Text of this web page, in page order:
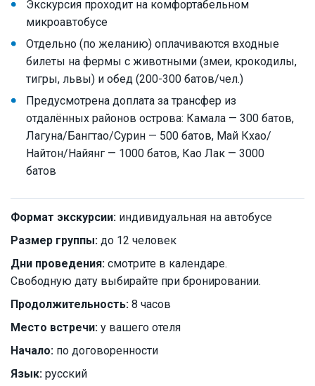
Экскурсия проходит на комфортабельном
микроавтобусе
Отдельно (по желанию) оплачиваются входные
билеты на фермы с животными (змеи, крокодилы,
тигры, львы) и обед (200-300 батов/чел.)
Предусмотрена доплата за трансфер из
отдалённых районов острова: Камала — 300 батов,
Лагуна/Бангтао/Сурин — 500 батов, Май Кхао/
Найтон/Найянг — 1000 батов, Као Лак — 3000
батов
Формат экскурсии: индивидуальная на автобусе
Размер группы: до 12 человек
Дни проведения: смотрите в календаре.
Свободную дату выбирайте при бронировании.
Продолжительность: 8 часов
Место встречи: у вашего отеля
Начало: по договоренности
Язык: русский